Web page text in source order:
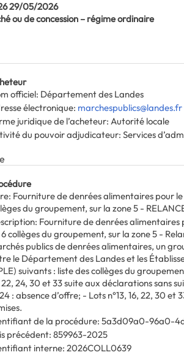
29/05/2026
ou de concession – régime ordinaire
officiel: Département des Landes
électronique: marchespublics@landes.fr
juridique de l’acheteur: Autorité locale
du pouvoir adjudicateur: Services
: Fourniture de denrées alimentaires pour
du groupement, sur la zone 5 -
: Fourniture de denrées
6 collèges du groupement, sur la zone 5 -
publics de denrées alimentaires, un
le Département des Landes et les
suivants : liste des collèges du
22, 24, 30 et 33 suite aux déclarations sans
: absence d’offre; - Lots n°13, 16, 22, 30 et
de la procédure: 5a3d09a0-96a0-
précédent: 859963-2025
interne: 2026COLL0639